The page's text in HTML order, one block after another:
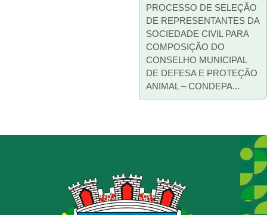
PROCESSO DE SELEÇÃO
DE REPRESENTANTES DA
SOCIEDADE CIVIL PARA
COMPOSIÇÃO DO
CONSELHO MUNICIPAL
DE DEFESA E PROTEÇÃO
ANIMAL – CONDEPA...